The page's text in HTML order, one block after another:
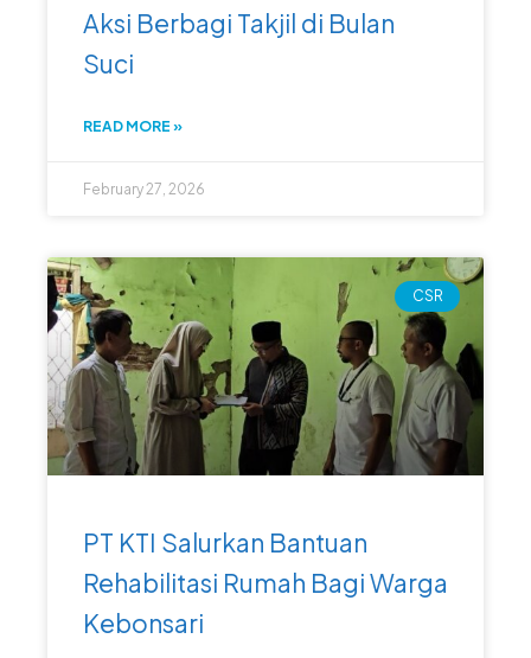
Aksi Berbagi Takjil di Bulan
Suci
READ MORE »
February 27, 2026
CSR
PT KTI Salurkan Bantuan
Rehabilitasi Rumah Bagi Warga
Kebonsari